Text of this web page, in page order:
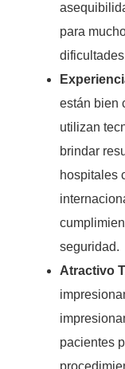
para
están bien
utilizan
brindar
hospitales
seguridad.
Atractivo
pacientes